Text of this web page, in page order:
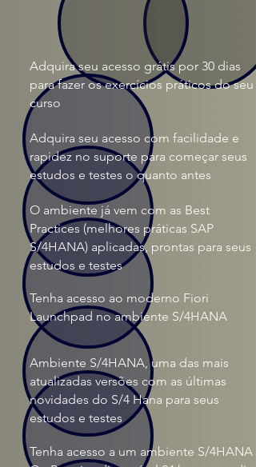
Adquira seu acesso grátis por 30 dias
para fazer os exercícios práticos do seu
curso
Adquira seu acesso com facilidade e
rapidez no suporte para começar seus
estudos e testes o quanto antes
O ambiente já vem com as Best
Practices (melhores práticas SAP
S/4HANA) aplicadas, prontas para seus
estudos e testes
Tenha acesso ao moderno Fiori
Launchpad no ambiente S/4HANA
Ambiente S/4HANA, uma das mais
atualizadas versões com as últimas
novidades do S/4 Hana para seus
estudos e testes
Tenha acesso a um ambiente S/4HANA